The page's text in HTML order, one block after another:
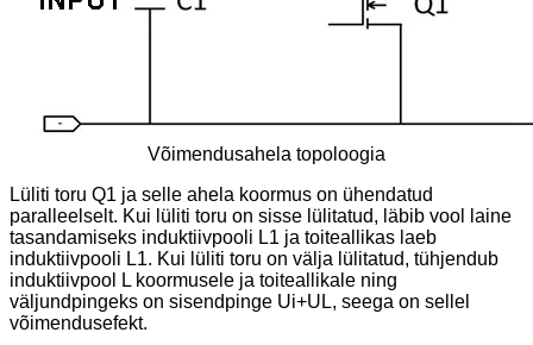
Võimendusahela topoloogia
Lüliti toru Q1 ja selle ahela koormus on ühendatud
paralleelselt. Kui lüliti toru on sisse lülitatud, läbib vool laine
tasandamiseks induktiivpooli L1 ja toiteallikas laeb
induktiivpooli L1. Kui lüliti toru on välja lülitatud, tühjendub
induktiivpool L koormusele ja toiteallikale ning
väljundpingeks on sisendpinge Ui+UL, seega on sellel
võimendusefekt.